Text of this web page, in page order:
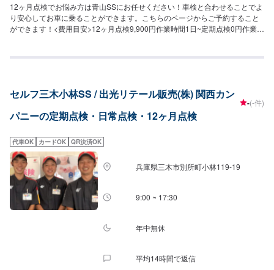
12ヶ月点検でお悩み方は青山SSにお任せください！車検と合わせることでよ
り安心してお車に乗ることができます。こちらのページからご予約すること
ができます！<費用目安>12ヶ月点検9,900円作業時間1日~定期点検0円作業時
セルフ三木小林SS / 出光リテール販売(株) 関西カン
パニーの定期点検・日常点検・12ヶ月点検
-(-件)
代車OK カードOK QR決済OK
兵庫県三木市別所町小林119-19
9:00 ~ 17:30
年中無休
平均14時間で返信